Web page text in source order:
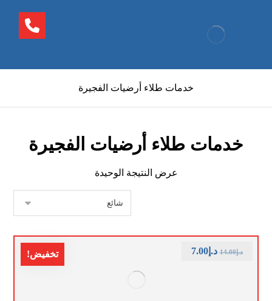
خدمات طلاء أرضيات الفجيرة
خدمات طلاء أرضيات الفجيرة
عرض النتيجة الوحيدة
تخفيض! د.إ14.00 د.إ7.00